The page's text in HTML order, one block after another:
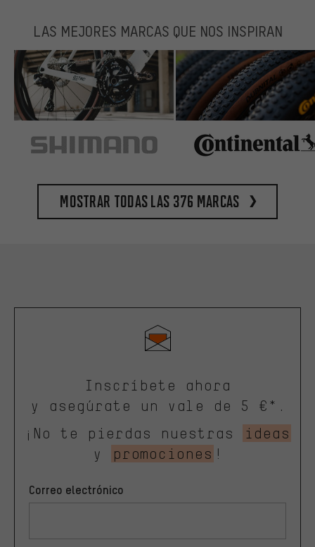
LAS MEJORES MARCAS QUE NOS INSPIRAN
Mostrar todas las 376 marcas
Inscríbete ahora
y asegúrate un vale de 5 €*.
¡No te pierdas nuestras
ideas
y
promociones !
Correo electrónico